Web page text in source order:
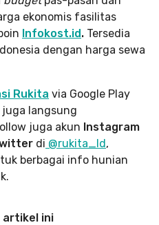
ekonomis fasilitas
Infokost.id. Tersedia
dengan harga sewa
Rukita via Google Play
juga langsung
juga akun Instagram
di @rukita_Id,
berbagai info hunian
artikel ini